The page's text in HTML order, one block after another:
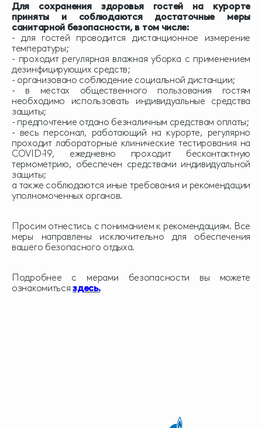
Для сохранения здоровья гостей на курорте
приняты и соблюдаются достаточные меры
санитарной безопасности, в том числе:
- для гостей проводится дистанционное измерение
температуры;
- проходит регулярная влажная уборка с применением
дезинфицирующих средств;
- организовано соблюдение социальной дистанции;
- в местах общественного пользования гостям
необходимо использовать индивидуальные средства
защиты;
- предпочтение отдано безналичным средствам оплаты;
- весь персонал, работающий на курорте, регулярно
проходит лабораторные клинические тестирования на
COVID-19, ежедневно проходит бесконтактную
термометрию, обеспечен средствами индивидуальной
защиты;
а также соблюдаются иные требования и рекомендации
уполномоченных органов.
Просим отнестись с пониманием к рекомендациям. Все
меры направлены исключительно для обеспечения
вашего безопасного отдыха.
Подробнее с мерами безопасности вы можете
ознакомитьсяздесь.